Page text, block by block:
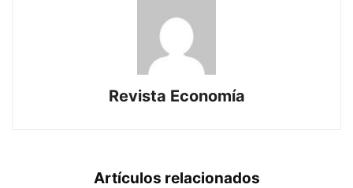
Revista Economía
Artículos relacionados